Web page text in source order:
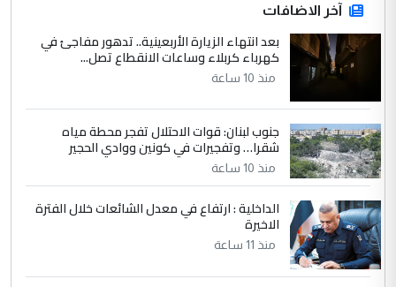
للوزاره ولا للمواطن القرار الصائب يكون بعد
الاستماع للمدير ومغرفة ...
الموضوع :
وزير الصحة يعفي مدير مستشفى الكرخ
العام في بغداد
4 سردار
التعليق : واحد من عصابة علي ماما يسقط
جنسية الرافد الثالث للعراق ومن اصول عريقة
ابا فرات ...
الموضوع :
الجواهري يرد على صدام حسين سل
مضجعيك يابن الزنا (نص كامل)
آخر الاضافات
بعد انتهاء الزيارة الأربعينية.. تدهور مفاجئ في
كهرباء كربلاء وساعات الانقطاع تصل...
منذ 10 ساعة
جنوب لبنان: قوات الاحتلال تفجر محطة مياه
شقرا… وتفجيرات في كونين ووادي الحجير
منذ 10 ساعة
الداخلية : ارتفاع في معدل الشائعات خلال الفترة
الاخيرة
منذ 11 ساعة